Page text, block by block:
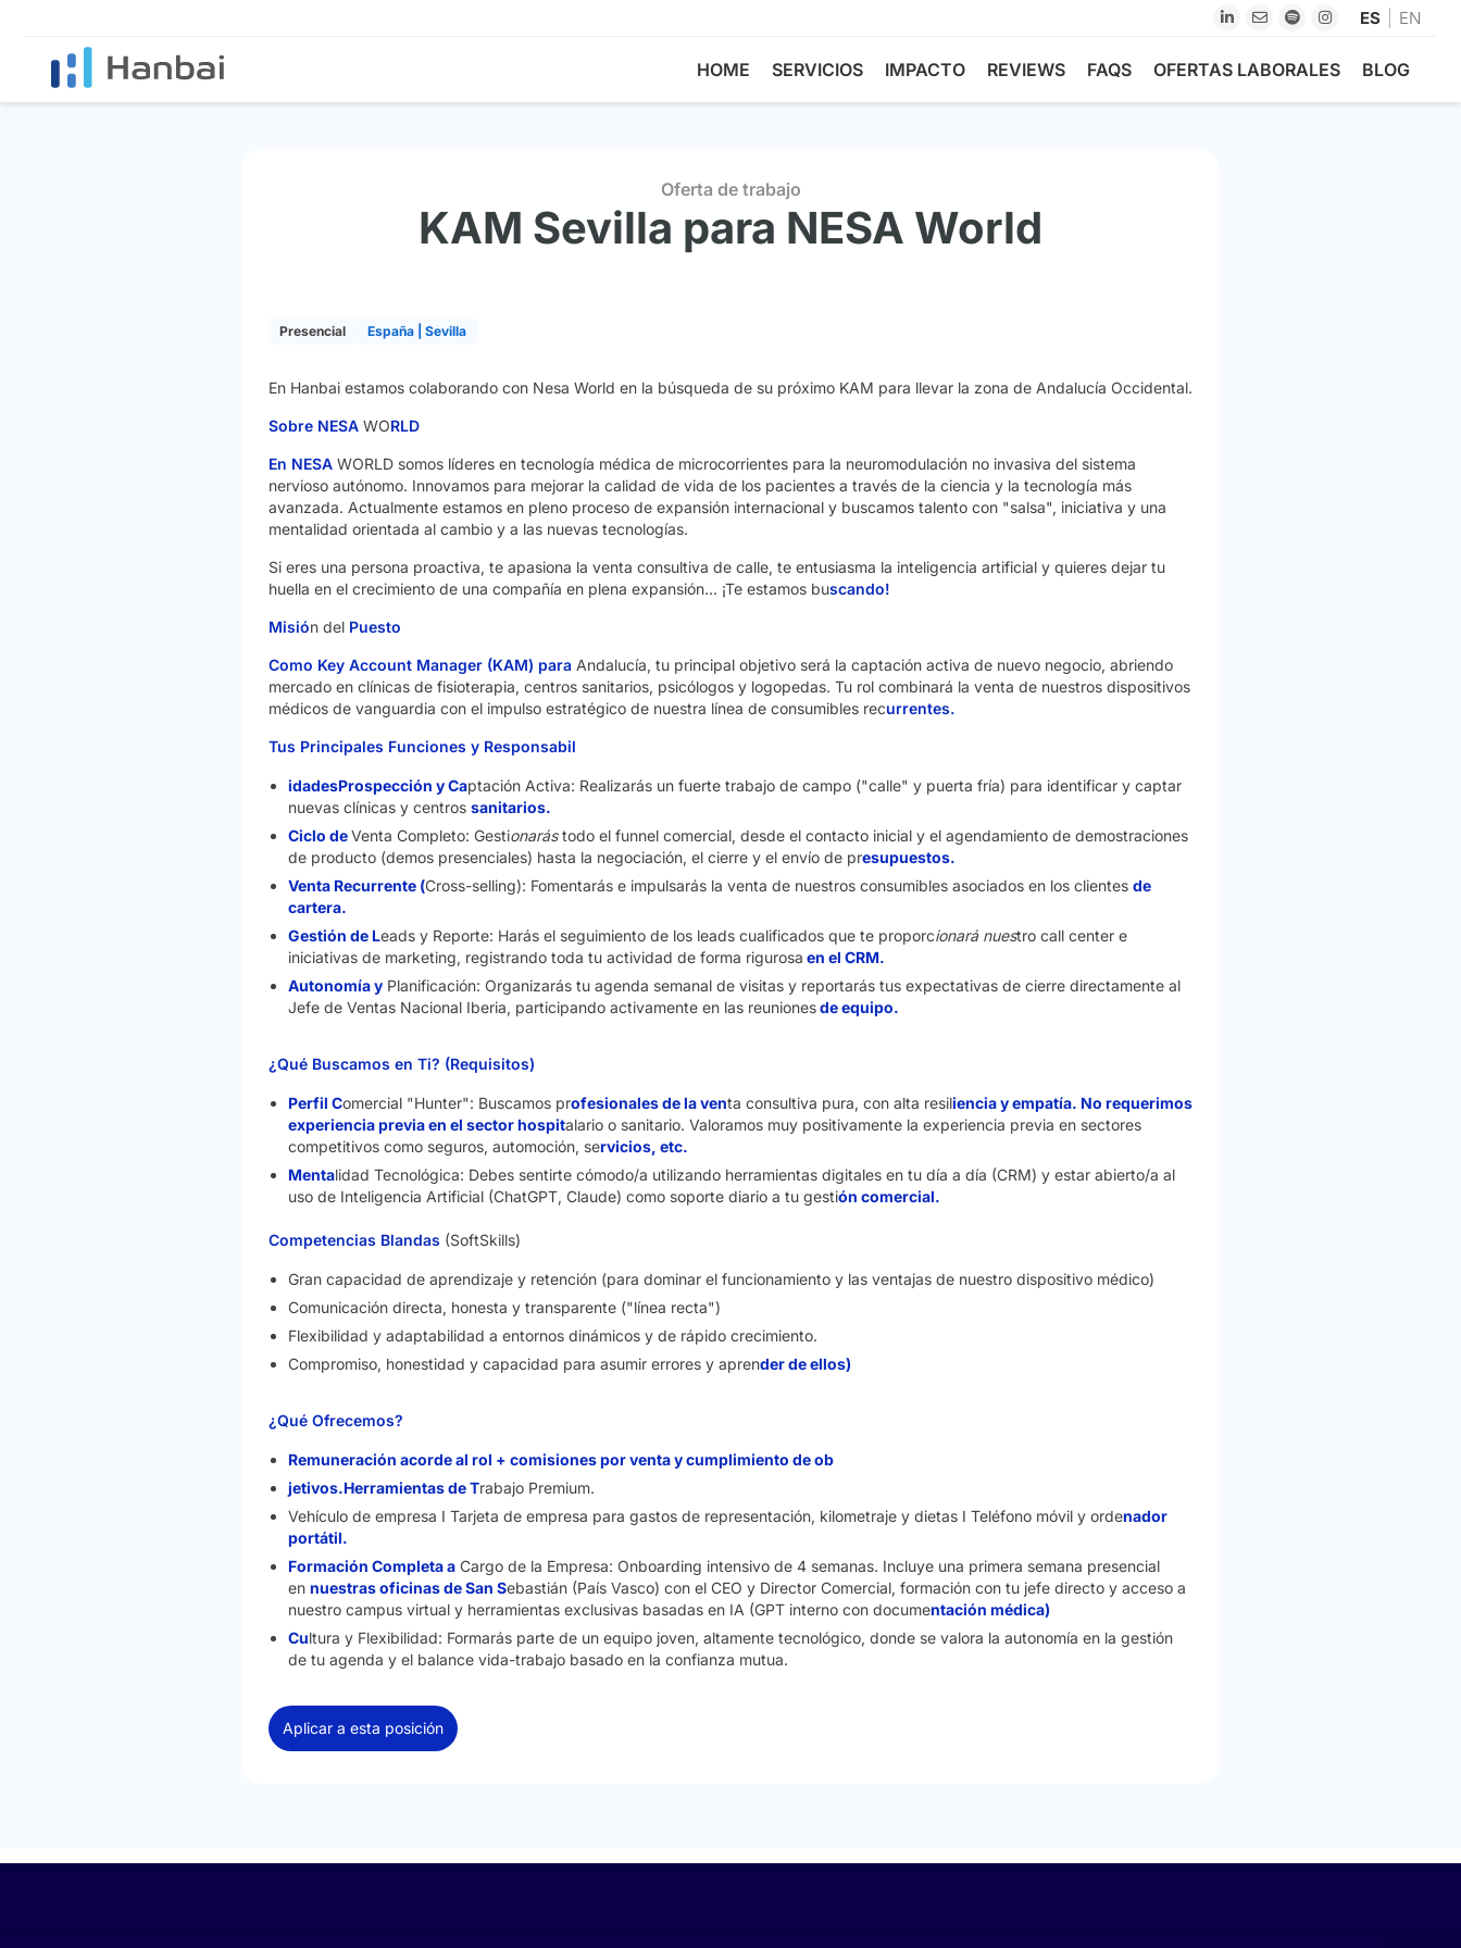
ES EN
HOME SERVICIOS IMPACTO REVIEWS FAQS OFERTAS LABORALES BLOG
Oferta de trabajo
KAM Sevilla para NESA World
Presencial España | Sevilla
En Hanbai estamos colaborando con Nesa World en la búsqueda de su próximo KAM para llevar la zona de Andalucía Occidental.
Sobre NESA WORLD
En NESA WORLD somos líderes en tecnología médica de microcorrientes para la neuromodulación no invasiva del sistema
nervioso autónomo. Innovamos para mejorar la calidad de vida de los pacientes a través de la ciencia y la tecnología más
avanzada. Actualmente estamos en pleno proceso de expansión internacional y buscamos talento con "salsa", iniciativa y una
mentalidad orientada al cambio y a las nuevas tecnologías.
Si eres una persona proactiva, te apasiona la venta consultiva de calle, te entusiasma la inteligencia artificial y quieres dejar tu
huella en el crecimiento de una compañía en plena expansión... ¡Te estamos buscando!
Misión del Puesto
Como Key Account Manager (KAM) para Andalucía, tu principal objetivo será la captación activa de nuevo negocio, abriendo
mercado en clínicas de fisioterapia, centros sanitarios, psicólogos y logopedas. Tu rol combinará la venta de nuestros dispositivos
médicos de vanguardia con el impulso estratégico de nuestra línea de consumibles recurrentes.
Tus Principales Funciones y Responsabil
idadesProspección y Captación Activa: Realizarás un fuerte trabajo de campo ("calle" y puerta fría) para identificar y captar
nuevas clínicas y centros sanitarios.
Ciclo deVenta Completo: Gestionarás todo el funnel comercial, desde el contacto inicial y el agendamiento de demostraciones
de producto (demos presenciales) hasta la negociación, el cierre y el envío de presupuestos.
Venta Recurrente (Cross-selling): Fomentarás e impulsarás la venta de nuestros consumibles asociados en los clientes de
cartera.
Gestión de Leads y Reporte: Harás el seguimiento de los leads cualificados que te proporcionará nuestro call center e
iniciativas de marketing, registrando toda tu actividad de forma rigurosa en el CRM.
Autonomía y Planificación: Organizarás tu agenda semanal de visitas y reportarás tus expectativas de cierre directamente al
Jefe de Ventas Nacional Iberia, participando activamente en las reunionesde equipo.
¿Qué Buscamos en Ti? (Requisitos)
Perfil Comercial "Hunter": Buscamos profesionales de la venta consultiva pura, con alta resiliencia y empatía. No requerimos
experiencia previa en el sector hospitalario o sanitario. Valoramos muy positivamente la experiencia previa en sectores
competitivos como seguros, automoción, servicios, etc.
Mentalidad Tecnológica: Debes sentirte cómodo/a utilizando herramientas digitales en tu día a día (CRM) y estar abierto/a al
uso de Inteligencia Artificial (ChatGPT, Claude) como soporte diario a tu gestión comercial.
Competencias Blandas (SoftSkills)
Gran capacidad de aprendizaje y retención (para dominar el funcionamiento y las ventajas de nuestro dispositivo médico)
Comunicación directa, honesta y transparente ("línea recta")
Flexibilidad y adaptabilidad a entornos dinámicos y de rápido crecimiento.
Compromiso, honestidad y capacidad para asumir errores y aprender de ellos)
¿Qué Ofrecemos?
Remuneración acorde al rol + comisiones por venta y cumplimiento de ob
jetivos.Herramientas de Trabajo Premium.
Vehículo de empresa I Tarjeta de empresa para gastos de representación, kilometraje y dietas I Teléfono móvil y ordenador
portátil.
Formación Completa a Cargo de la Empresa: Onboarding intensivo de 4 semanas. Incluye una primera semana presencial
en nuestras oficinas de San Sebastián (País Vasco) con el CEO y Director Comercial, formación con tu jefe directo y acceso a
nuestro campus virtual y herramientas exclusivas basadas en IA (GPT interno con documentación médica)
Cultura y Flexibilidad: Formarás parte de un equipo joven, altamente tecnológico, donde se valora la autonomía en la gestión
de tu agenda y el balance vida-trabajo basado en la confianza mutua.
Aplicar a esta posición